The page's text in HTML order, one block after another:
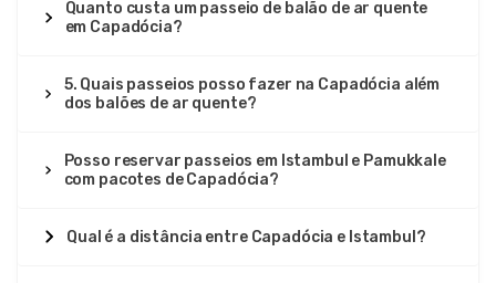
Quanto custa um passeio de balão de ar quente
em Capadócia?
5. Quais passeios posso fazer na Capadócia além
dos balões de ar quente?
Posso reservar passeios em Istambul e Pamukkale
com pacotes de Capadócia?
Qual é a distância entre Capadócia e Istambul?